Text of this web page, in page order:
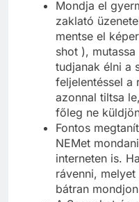
Mondja el
zaklató
mentse el
shot ),
tudjanak élni a
feljelentéssel a
azonnal tiltsa
főleg ne
Fontos
NEMet
interneten is.
rávenni,
bátran